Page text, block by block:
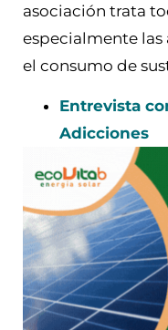
asociación trata
especialmente
el consumo de
Entrevista
Adicciones